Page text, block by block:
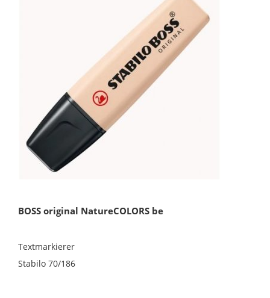
BOSS original NatureCOLORS be
Textmarkierer
Stabilo 70/186